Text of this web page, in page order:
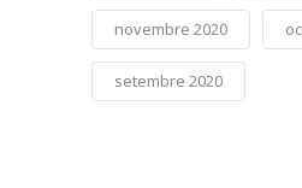
novembre 2020
setembre 2020